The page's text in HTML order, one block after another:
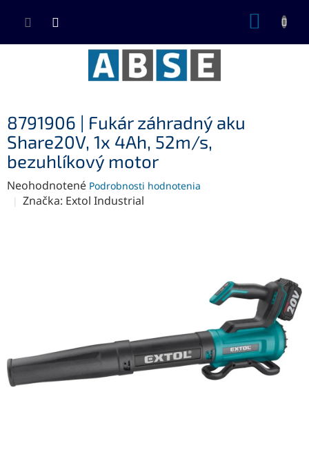
8791906 | Fukár záhradný aku
Share20V, 1x 4Ah, 52m/s,
bezuhlíkový motor
Priemerné
hodnotenie
Neohodnotené Podrobnosti hodnotenia
Značka: Extol Industrial